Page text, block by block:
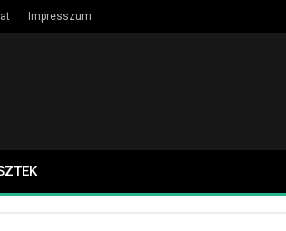
Impresszum